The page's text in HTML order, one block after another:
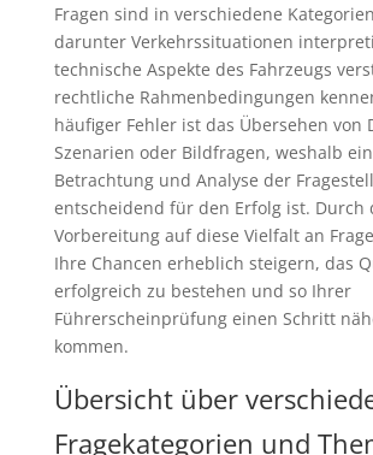
Fragen sind in verschiedene
darunter Verkehrssituationen
technische Aspekte des Fahrzeugs
rechtliche Rahmenbedingungen
häufiger Fehler ist das Übersehen von
Szenarien oder Bildfragen, weshalb
Betrachtung und Analyse der
entscheidend für den Erfolg ist. Durch
Vorbereitung auf diese Vielfalt an
Ihre Chancen erheblich steigern, das
erfolgreich zu bestehen und so Ihrer
Führerscheinprüfung einen Schritt
kommen.
Übersicht über
Fragekategorien und